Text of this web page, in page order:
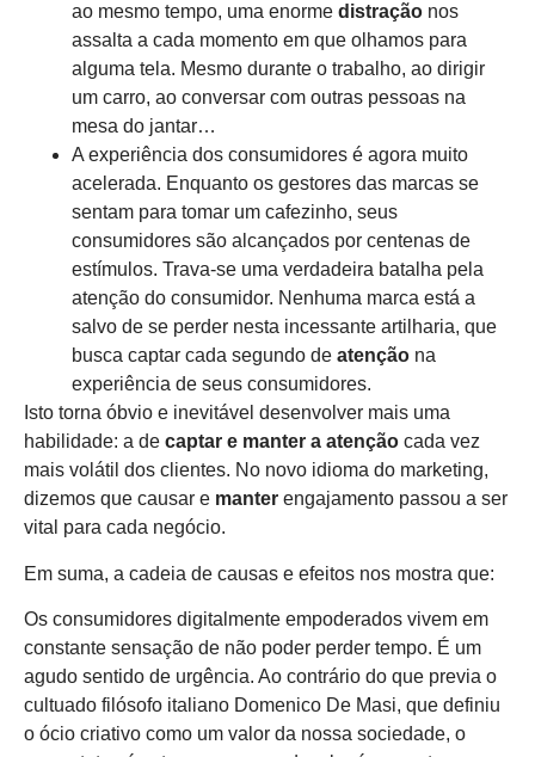
ao mesmo tempo, uma enorme distração nos
assalta a cada momento em que olhamos para
alguma tela. Mesmo durante o trabalho, ao dirigir
um carro, ao conversar com outras pessoas na
mesa do jantar…
A experiência dos consumidores é agora muito
acelerada. Enquanto os gestores das marcas se
sentam para tomar um cafezinho, seus
consumidores são alcançados por centenas de
estímulos. Trava-se uma verdadeira batalha pela
atenção do consumidor. Nenhuma marca está a
salvo de se perder nesta incessante artilharia, que
busca captar cada segundo de atenção na
experiência de seus consumidores.
Isto torna óbvio e inevitável desenvolver mais uma
habilidade: a de captar e manter a atenção cada vez
mais volátil dos clientes. No novo idioma do marketing,
dizemos que causar e manter engajamento passou a ser
vital para cada negócio.
Em suma, a cadeia de causas e efeitos nos mostra que:
Os consumidores digitalmente empoderados vivem em
constante sensação de não poder perder tempo. É um
agudo sentido de urgência. Ao contrário do que previa o
cultuado filósofo italiano Domenico De Masi, que definiu
o ócio criativo como um valor da nossa sociedade, o